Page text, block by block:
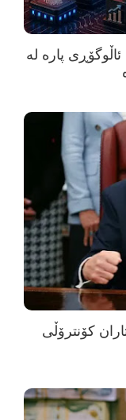
پارە لە
کۆنترۆڵی